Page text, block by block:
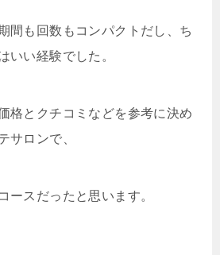
間も回数もコンパクトだし、ち
いい経験でした。
格とクチコミなどを参考に決め
サロンで、
ースだったと思います。